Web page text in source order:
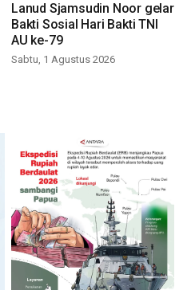
Lanud Sjamsudin Noor gelar
Bakti Sosial Hari Bakti TNI
AU ke-79
Sabtu, 1 Agustus 2026